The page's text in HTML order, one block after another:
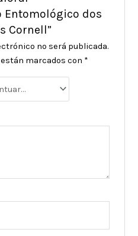
Entomológico dos
Cornell”
no será publicada.
marcados con *